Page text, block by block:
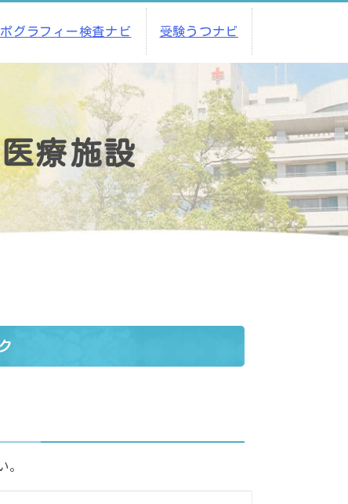
グラフィー検査ナビ 受験うつナビ
療施設
。